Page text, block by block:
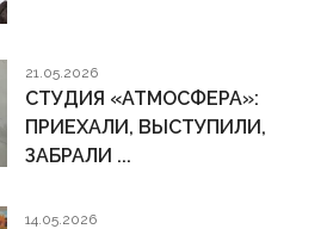
21.05.2026
СТУДИЯ «АТМОСФЕРА»:
ПРИЕХАЛИ, ВЫСТУПИЛИ,
ЗАБРАЛИ ...
14.05.2026